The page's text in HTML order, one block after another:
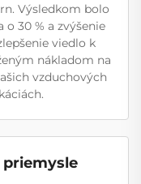
Výsledkom bolo
30 % a zvýšenie
viedlo k
nákladom na
vzduchových